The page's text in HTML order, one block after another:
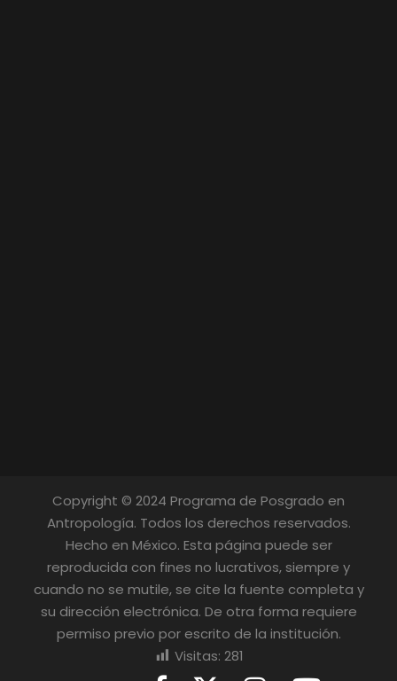
Copyright © 2024 Programa de Posgrado en
Antropología. Todos los derechos reservados.
Hecho en México. Esta página puede ser
reproducida con fines no lucrativos, siempre y
cuando no se mutile, se cite la fuente completa y
su dirección electrónica. De otra forma requiere
permiso previo por escrito de la institución.
Visitas: 281